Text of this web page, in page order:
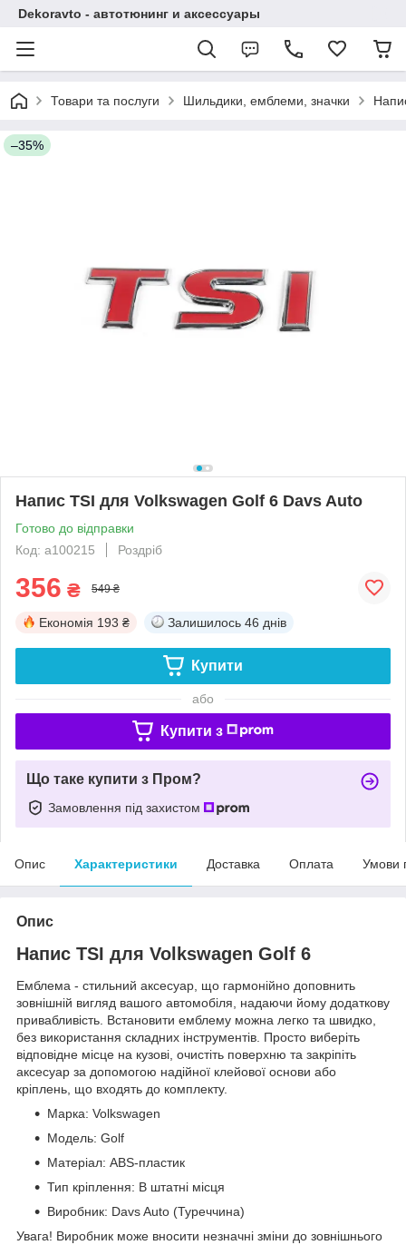
Dekoravto - автотюнинг и аксессуары
Товари та послуги Шильдики, емблеми, значки
–35%
Напис TSI для Volkswagen Golf 6 Davs Auto
Готово до відправки
Код: a100215
Роздріб
356 ₴ 549 ₴
Економія 193 ₴ Залишилось 46 днів
Купити
або
Купити з
Що таке купити з Пром?
Замовлення під захистом
Опис Характеристики Доставка Оплата Умови
Опис
Напис TSI для Volkswagen Golf 6
Емблема - стильний аксесуар, що гармонійно доповнить
зовнішній вигляд вашого автомобіля, надаючи йому додаткову
привабливість. Встановити емблему можна легко та швидко,
без використання складних інструментів. Просто виберіть
відповідне місце на кузові, очистіть поверхню та закріпіть
аксесуар за допомогою надійної клейової основи або
кріплень, що входять до комплекту.
Марка: Volkswagen
Модель: Golf
Матеріал: ABS-пластик
Тип кріплення: В штатні місця
Виробник: Davs Auto (Туреччина)
Увага! Виробник може вносити незначні зміни до зовнішнього